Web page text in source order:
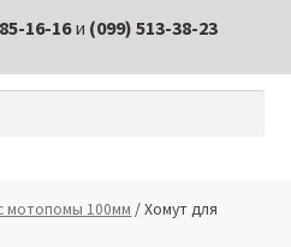
двигатели
16-16и (099) 513-38-23
мотопомы 100мм / Хомут для